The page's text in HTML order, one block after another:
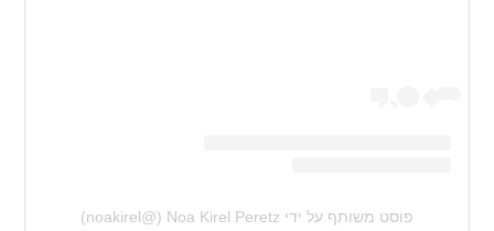
פוסט משותף על ידי ‏‎Noa Kirel Peretz‎‏ (@‏‎noakirel‎‏)